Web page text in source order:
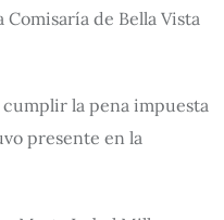
de Bella Vista
la pena impuesta
presente en la